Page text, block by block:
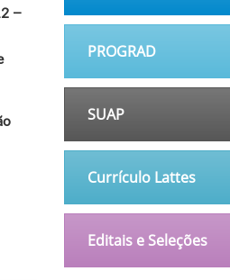
–
PROGRAD
SUAP
Currículo Lattes
Editais e Seleções